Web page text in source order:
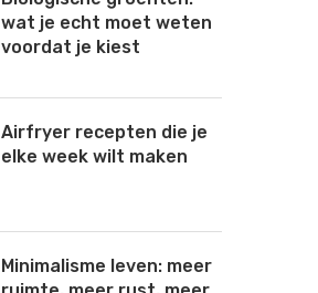
wat je echt moet weten
voordat je kiest
Airfryer recepten die je
elke week wilt maken
Minimalisme leven: meer